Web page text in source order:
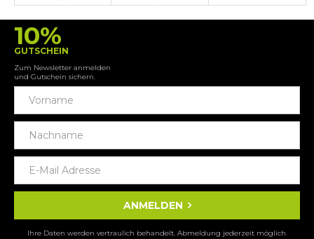
10%
GUTSCHEIN
Zum Newsletter anmelden
und Gutschein sichern.
ANMELDEN
Ihre Daten werden vertraulich behandelt. Abmeldung jederzeit möglich.